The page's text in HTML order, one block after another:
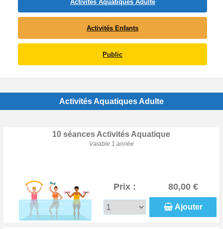
Activités Aquatiques Adulte
Activités Enfants
Public
Activités Aquatiques Adulte
10 séances Activités Aquatique
Valable 1 année
Prix : 80,00 €
Ajouter